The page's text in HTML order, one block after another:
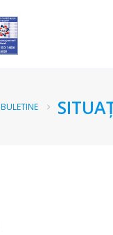
BULETINE